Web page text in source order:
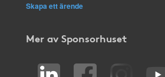
Skapa ett ärende
Mer av Sponsorhuset